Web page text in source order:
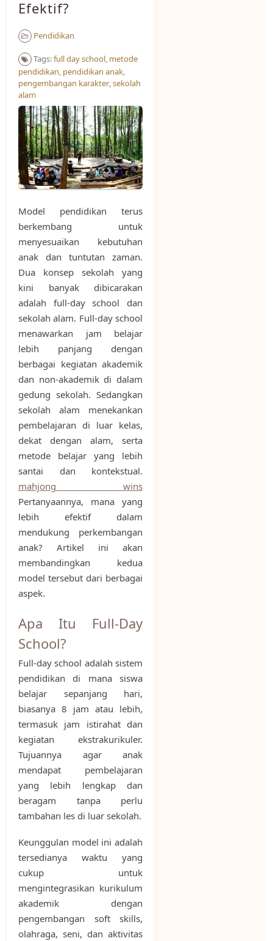
Efektif?
Pendidikan
Tags:full day school, metode
pendidikan, pendidikan anak,
pengembangan karakter,sekolah
alam
Model pendidikan terus
berkembang untuk
menyesuaikan kebutuhan
anak dan tuntutan zaman.
Dua konsep sekolah yang
kini banyak dibicarakan
adalah full-day school dan
sekolah alam. Full-day school
menawarkan jam belajar
lebih panjang dengan
berbagai kegiatan akademik
dan non-akademik di dalam
gedung sekolah. Sedangkan
sekolah alam menekankan
pembelajaran di luar kelas,
dekat dengan alam, serta
metode belajar yang lebih
santai dan kontekstual.
mahjong wins
Pertanyaannya, mana yang
lebih efektif dalam
mendukung perkembangan
anak? Artikel ini akan
membandingkan kedua
model tersebut dari berbagai
aspek.
Apa Itu Full-Day
School?
Full-day school adalah sistem
pendidikan di mana siswa
belajar sepanjang hari,
biasanya 8 jam atau lebih,
termasuk jam istirahat dan
kegiatan ekstrakurikuler.
Tujuannya agar anak
mendapat pembelajaran
yang lebih lengkap dan
beragam tanpa perlu
tambahan les di luar sekolah.
Keunggulan model ini adalah
tersedianya waktu yang
cukup untuk
mengintegrasikan kurikulum
akademik dengan
pengembangan soft skills,
olahraga, seni, dan aktivitas